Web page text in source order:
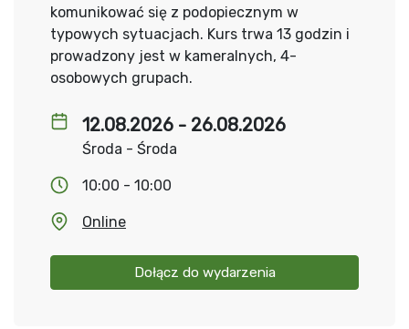
12.08.2026 - 26.08.2026
Środa - Środa
10:00 - 10:00
Online
Dołącz do wydarzenia
komunikować się z podopiecznym w
typowych sytuacjach. Kurs trwa 13 godzin i
prowadzony jest w kameralnych, 4-
osobowych grupach.